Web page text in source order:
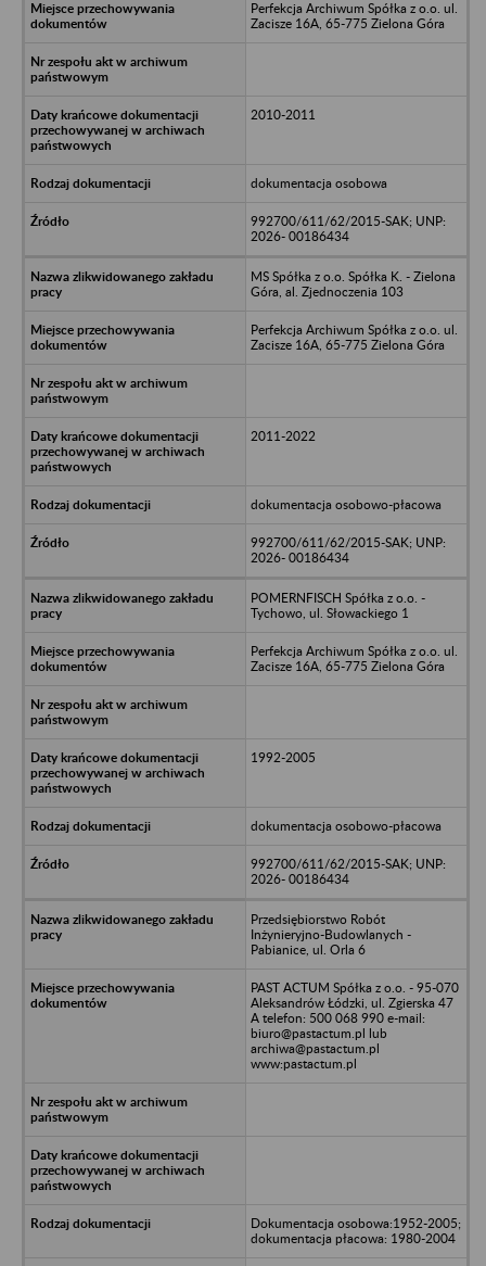
Perfekcja Archiwum Spółka z o.o. ul.
Zacisze 16A, 65-775 Zielona Góra
2010-2011
dokumentacja osobowa
992700/611/62/2015-SAK; UNP:
2026- 00186434
MS Spółka z o.o. Spółka K. - Zielona
Góra, al. Zjednoczenia 103
Perfekcja Archiwum Spółka z o.o. ul.
Zacisze 16A, 65-775 Zielona Góra
2011-2022
dokumentacja osobowo-płacowa
992700/611/62/2015-SAK; UNP:
2026- 00186434
POMERNFISCH Spółka z o.o. -
Tychowo, ul. Słowackiego 1
Perfekcja Archiwum Spółka z o.o. ul.
Zacisze 16A, 65-775 Zielona Góra
1992-2005
dokumentacja osobowo-płacowa
992700/611/62/2015-SAK; UNP:
2026- 00186434
Przedsiębiorstwo Robót
Inżynieryjno-Budowlanych -
Pabianice, ul. Orla 6
PAST ACTUM Spółka z o.o. - 95-070
Aleksandrów Łódzki, ul. Zgierska 47
A telefon: 500 068 990 e-mail:
biuro@pastactum.pl lub
archiwa@pastactum.pl
www:pastactum.pl
Dokumentacja osobowa:1952-2005;
dokumentacja płacowa: 1980-2004